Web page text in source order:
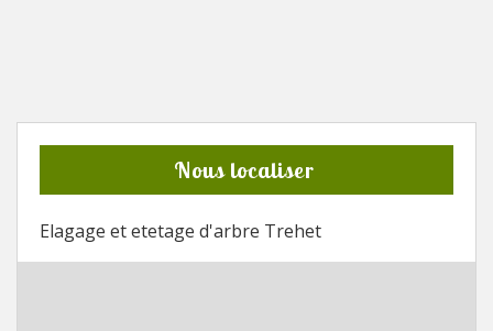
Nous localiser
Elagage et etetage d'arbre Trehet